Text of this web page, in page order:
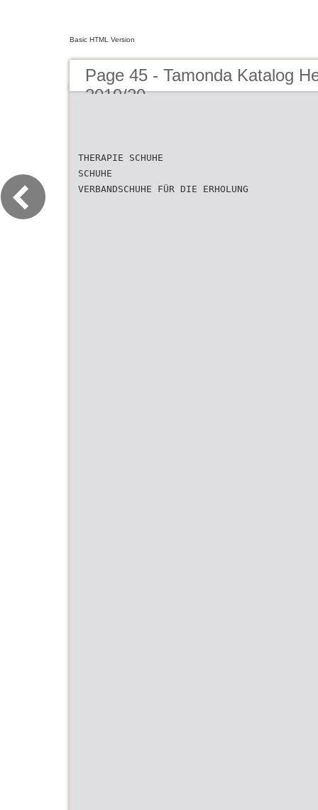
Basic HTML Version
Page 45 - Tamonda Katalog
2019/20
THERAPIE SCHUHE
SCHUHE
VERBANDSCHUHE FÜR DIE ERHOLUNG